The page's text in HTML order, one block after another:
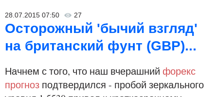
28.07.2015 07:50 27
Осторожный 'бычий взгляд'
на британский фунт (GBP)...
Начнем с того, что наш вчерашний форекс
прогноз подтвердился - пробой зеркального